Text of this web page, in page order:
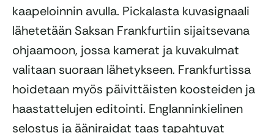
kaapeloinnin avulla. Pickalasta kuvasignaali
lähetetään Saksan Frankfurtiin sijaitsevana
ohjaamoon, jossa kamerat ja kuvakulmat
valitaan suoraan lähetykseen. Frankfurtissa
hoidetaan myös päivittäisten koosteiden ja
haastattelujen editointi. Englanninkielinen
selostus ja ääniraidat taas tapahtuvat